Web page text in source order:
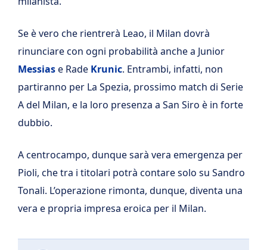
Se è vero che rientrerà Leao, il Milan dovrà
rinunciare con ogni probabilità anche a Junior
Messiase Rade Krunic. Entrambi, infatti, non
partiranno per La Spezia, prossimo match di Serie
A del Milan, e la loro presenza a San Siro è in forte
dubbio.
A centrocampo, dunque sarà vera emergenza per
Pioli, che tra i titolari potrà contare solo su Sandro
Tonali. L’operazione rimonta, dunque, diventa una
vera e propria impresa eroica per il Milan.